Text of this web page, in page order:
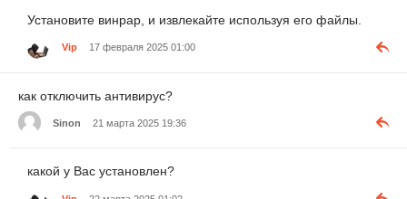
Установите винрар, и извлекайте используя его файлы.
Vip 17 февраля 2025 01:00
как отключить антивирус?
Sinon 21 марта 2025 19:36
какой у Вас установлен?